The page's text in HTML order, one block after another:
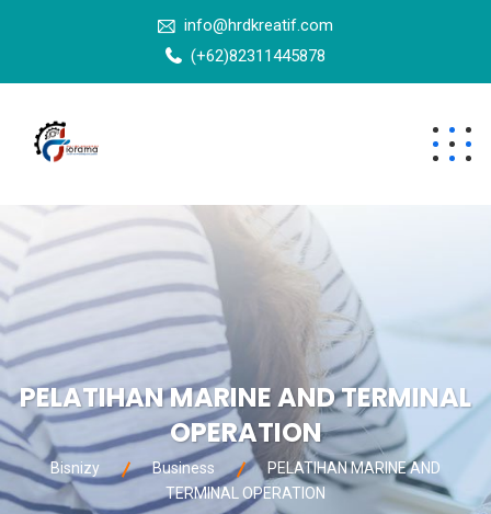
info@hrdkreatif.com
(+62)82311445878
PELATIHAN MARINE AND TERMINAL
OPERATION
Bisnizy Business
PELATIHAN MARINE AND
TERMINAL OPERATION